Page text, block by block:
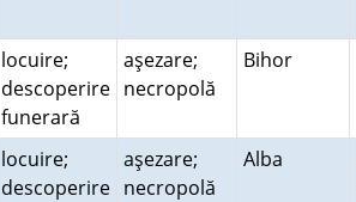
locuire;
descoperire
funerară
aşezare;
necropolă
Bihor
locuire;
descoperire
aşezare;
necropolă
Alba